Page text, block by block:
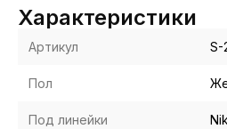
Характеристики
Артикул S-
Пол
Под линейки